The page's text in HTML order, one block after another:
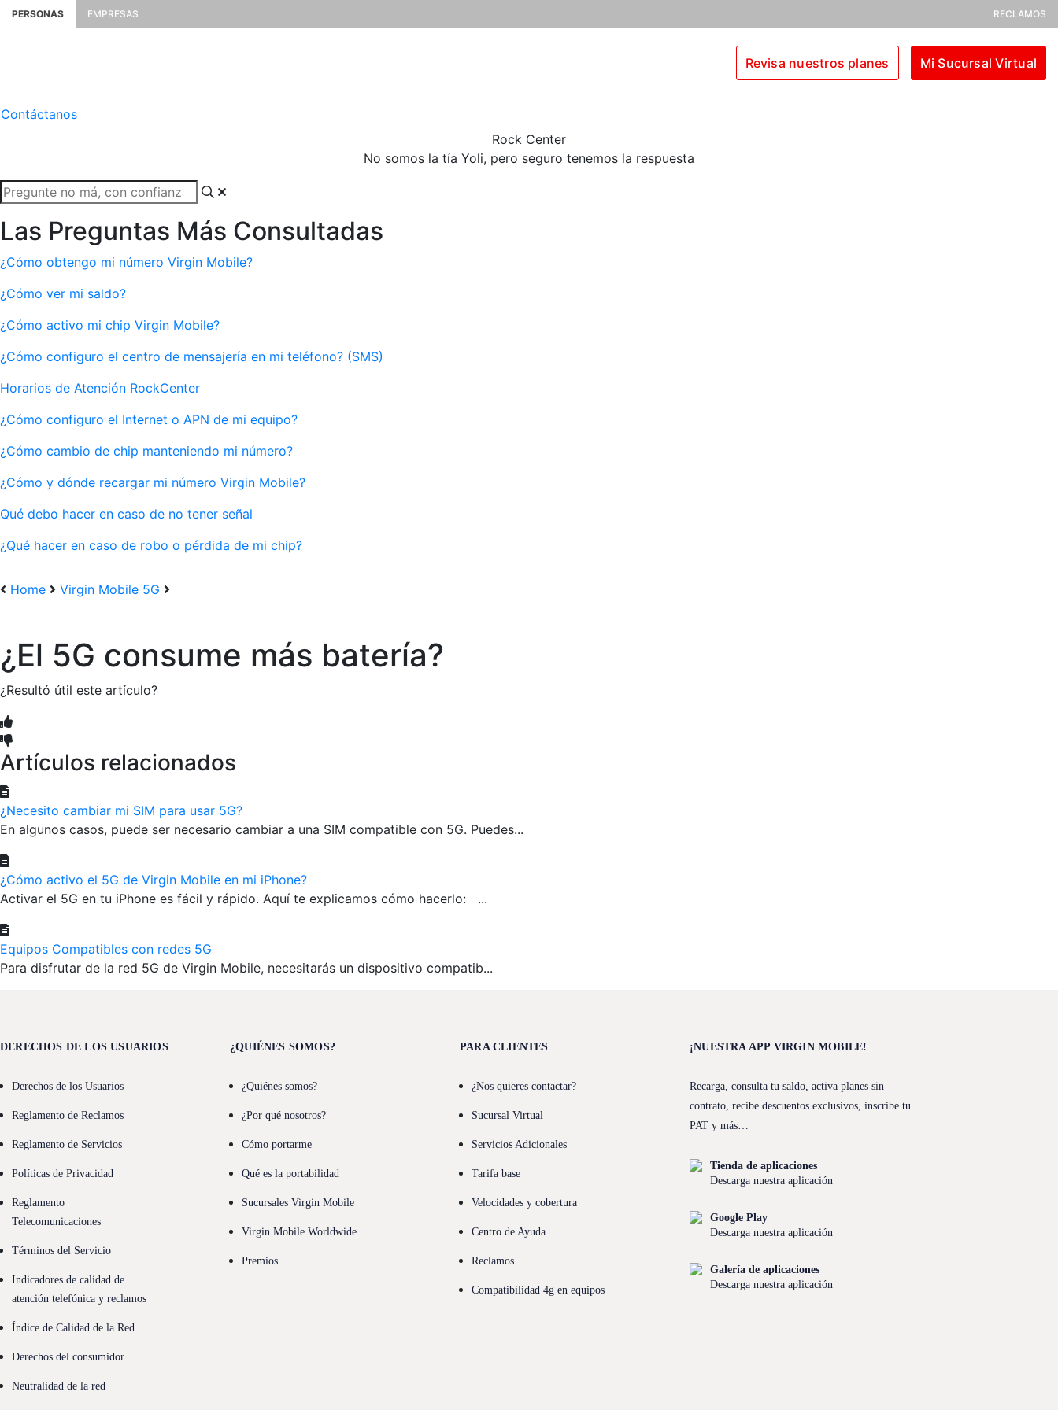
PERSONAS EMPRESAS RECLAMOS
Revisa nuestros planes Mi Sucursal Virtual
Contáctanos
Rock Center
No somos la tía Yoli, pero seguro tenemos la respuesta
Las Preguntas Más Consultadas
¿Cómo obtengo mi número Virgin Mobile?
¿Cómo ver mi saldo?
¿Cómo activo mi chip Virgin Mobile?
¿Cómo configuro el centro de mensajería en mi teléfono? (SMS)
Horarios de Atención RockCenter
¿Cómo configuro el Internet o APN de mi equipo?
¿Cómo cambio de chip manteniendo mi número?
¿Cómo y dónde recargar mi número Virgin Mobile?
Qué debo hacer en caso de no tener señal
¿Qué hacer en caso de robo o pérdida de mi chip?
Home Virgin Mobile 5G
¿El 5G consume más batería?
¿Resultó útil este artículo?
Artículos relacionados
¿Necesito cambiar mi SIM para usar 5G?
En algunos casos, puede ser necesario cambiar a una SIM compatible con 5G. Puedes...
¿Cómo activo el 5G de Virgin Mobile en mi iPhone?
Activar el 5G en tu iPhone es fácil y rápido. Aquí te explicamos cómo hacerlo: ...
Equipos Compatibles con redes 5G
Para disfrutar de la red 5G de Virgin Mobile, necesitarás un dispositivo compatib...
DERECHOS DE LOS USUARIOS
Derechos de los Usuarios
Reglamento de Reclamos
Reglamento de Servicios
Políticas de Privacidad
Reglamento
Telecomunicaciones
Términos del Servicio
Indicadores de calidad de
atención telefónica y reclamos
Índice de Calidad de la Red
Derechos del consumidor
Neutralidad de la red
¿QUIÉNES SOMOS?
¿Quiénes somos?
¿Por qué nosotros?
Cómo portarme
Qué es la portabilidad
Sucursales Virgin Mobile
Virgin Mobile Worldwide
Premios
PARA CLIENTES
¿Nos quieres contactar?
Sucursal Virtual
Servicios Adicionales
Tarifa base
Velocidades y cobertura
Centro de Ayuda
Reclamos
Compatibilidad 4g en equipos
¡NUESTRA APP VIRGIN MOBILE!
Recarga, consulta tu saldo, activa planes sin
contrato, recibe descuentos exclusivos, inscribe tu
PAT y más…
Tienda de aplicaciones
Descarga nuestra aplicación
Google Play
Descarga nuestra aplicación
Galería de aplicaciones
Descarga nuestra aplicación